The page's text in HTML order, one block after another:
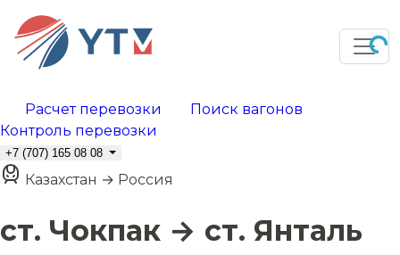
Расчет перевозки
Поиск вагонов
Контроль перевозки
+7 (707) 165 08 08
Казахстан → Россия
ст. Чокпак → ст. Янталь